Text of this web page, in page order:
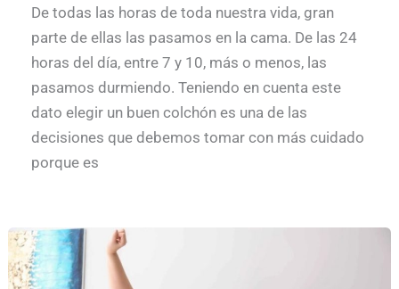
De todas las horas de toda nuestra vida, gran
parte de ellas las pasamos en la cama. De las 24
horas del día, entre 7 y 10, más o menos, las
pasamos durmiendo. Teniendo en cuenta este
dato elegir un buen colchón es una de las
decisiones que debemos tomar con más cuidado
porque es